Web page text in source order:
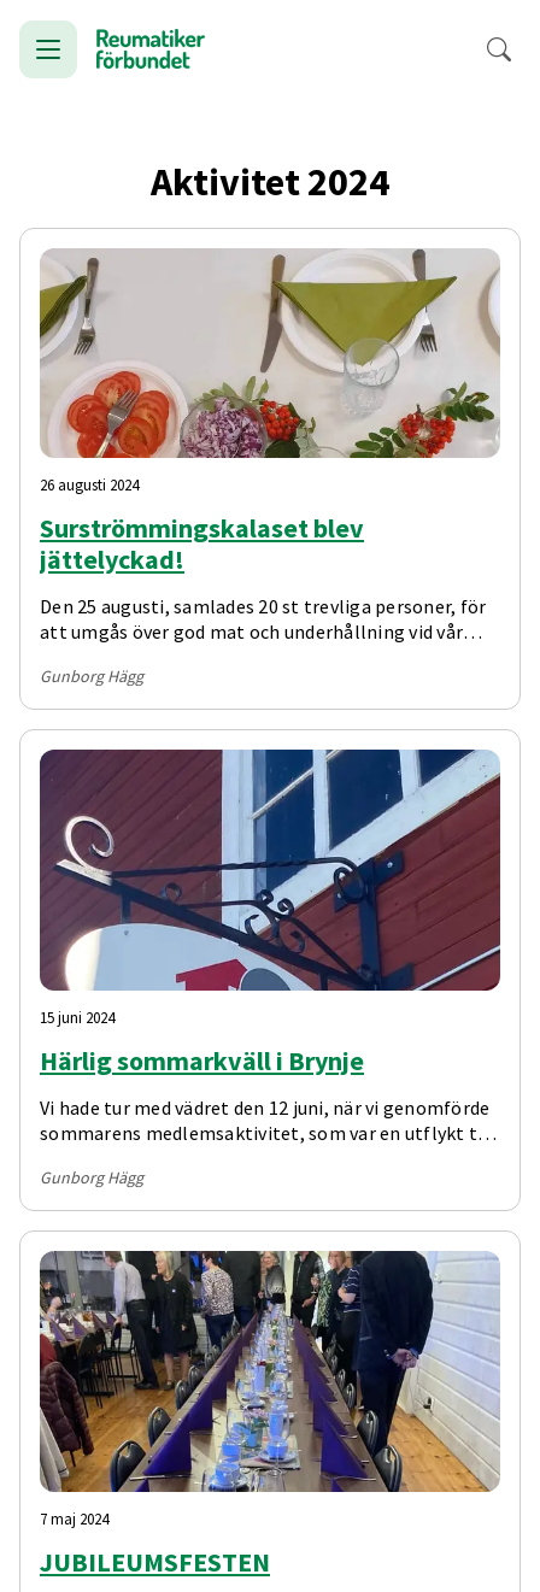
Aktivitet 2024
26 augusti 2024
Surströmmingskalaset blev
jättelyckad!
Den 25 augusti, samlades 20 st trevliga personer, för
att umgås över god mat och underhållning vid vår
Gunborg Hägg
15 juni 2024
Härlig sommarkväll i Brynje
Vi hade tur med vädret den 12 juni, när vi genomförde
sommarens medlemsaktivitet, som var en utflykt till
Gunborg Hägg
7 maj 2024
JUBILEUMSFESTEN